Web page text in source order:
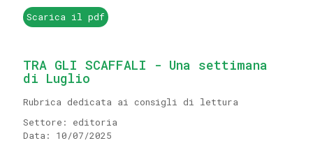
Scarica il pdf
TRA GLI SCAFFALI - Una settimana
di Luglio
Rubrica dedicata ai consigli di lettura
Settore: editoria
Data: 10/07/2025